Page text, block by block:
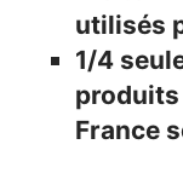
utilisés
1/4
France